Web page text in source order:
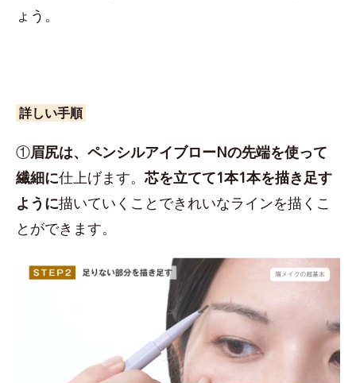
ょう。
詳しい手順
①眉尻は、ペンシルアイブローNの先端を使って
繊細に仕上げます。 芯を立てて1本1本を描き足す
ように描いていくことできれいなラインを描くこ
とができます。